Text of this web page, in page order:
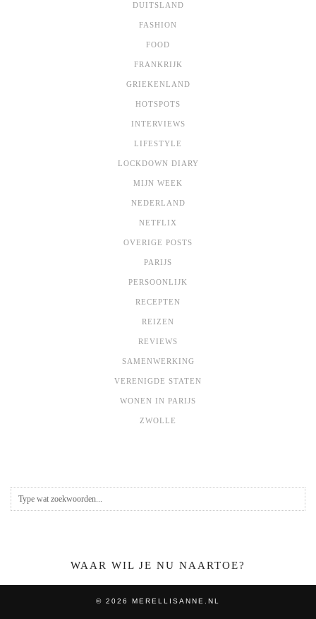
DUITSLAND
FASHION
FOOD
FRANKRIJK
GRIEKENLAND
HOTSPOTS
INTERVIEWS
LIFESTYLE
LOCKDOWN DIARY
MIJN WEEK
NEDERLAND
NETFLIX
OVERIGE POSTS
PARIJS
PERSOONLIJK
RECEPTEN
REIZEN
REVIEWS
SAMENWERKING
VERENIGDE STATEN
WONEN IN PARIJS
ZWOLLE
WAAR WIL JE NU NAARTOE?
© 2026 MERELLISANNE.NL